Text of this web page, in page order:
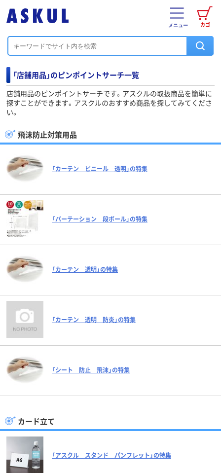
カゴ
メニュー
「店舗用品」のピンポイントサーチ一覧
店舗用品のピンポイントサーチです。アスクルの取扱商品を簡単に
探すことができます。アスクルのおすすめ商品を探してみてくださ
い。
飛沫防止対策用品
「カーテン ビニール 透明」の特集
「パーテーション 段ボール」の特集
「カーテン 透明」の特集
「カーテン 透明 防炎」の特集
「シート 防止 飛沫」の特集
カード立て
「アスクル スタンド パンフレット」の特集